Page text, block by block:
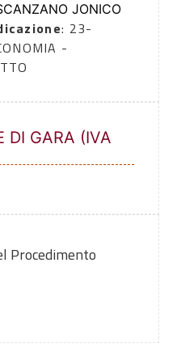
JONICO
: 23-
-
DI GARA (IVA
Procedimento